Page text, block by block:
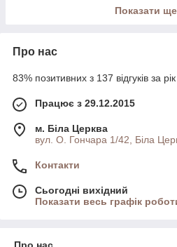
Показати ще
Про нас
83% позитивних з 137 відгуків за рік
Працює з 29.12.2015
м. Біла Церква
вул. О. Гончара 1/42, Біла
Контакти
Сьогодні вихідний
Показати весь графік